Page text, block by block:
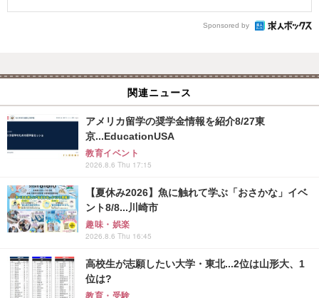
Sponsored by
関連ニュース
アメリカ留学の奨学金情報を紹介8/27東
京...EducationUSA
教育イベント
2026.8.6 Thu 17:15
【夏休み2026】魚に触れて学ぶ「おさかな」イベ
ント8/8...川崎市
趣味・娯楽
2026.8.6 Thu 16:45
高校生が志願したい大学・東北...2位は山形大、1
位は?
教育・受験